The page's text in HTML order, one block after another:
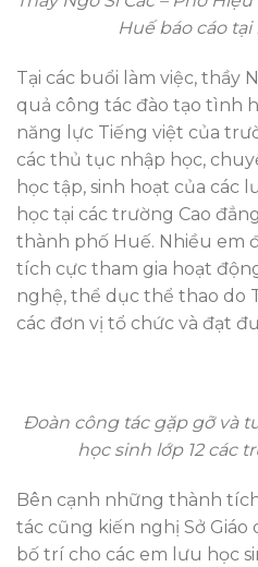
Huế báo cáo
Tại các buổi làm việc, thầy
quả công tác đào tạo tình
năng lực Tiếng việt của
các thủ tục nhập học,
học tập, sinh hoạt của các
học tại các trường Cao
thành phố Huế. Nhiều em
tích cực tham gia hoạt
nghệ, thể dục thể thao do
các đơn vị tổ chức và đạt
Đoàn công tác gặp gỡ và
học sinh lớp 12 các
Bên cạnh những thành
tác cũng kiến nghị Sở Giáo
bố trí cho các em lưu học